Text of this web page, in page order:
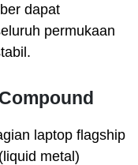
dapat
permukaan
laptop flagship
metal)